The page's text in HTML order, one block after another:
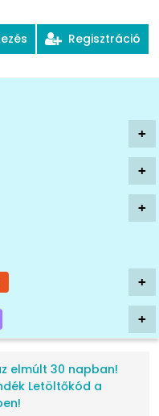
Regisztráció
+
+
+
+
+
elmúlt 30 napban!
Letöltőkód a